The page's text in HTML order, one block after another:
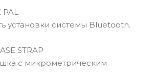
установки системы Bluetooth.
STRAP
с микрометрическим